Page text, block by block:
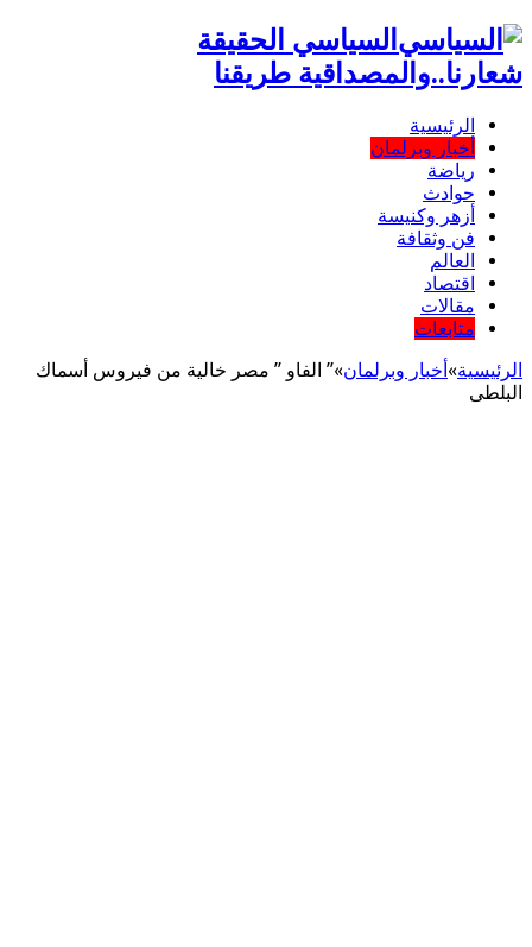
السياسي الحقيقة
شعارنا..والمصداقية طريقنا
الرئيسية
أخبار وبرلمان
رياضة
حوادث
أزهر وكنيسة
فن وثقافة
العالم
اقتصاد
مقالات
متابعات
الرئيسية»أخبار وبرلمان»” الفاو ” مصر خالية من فيروس أسماك
البلطى